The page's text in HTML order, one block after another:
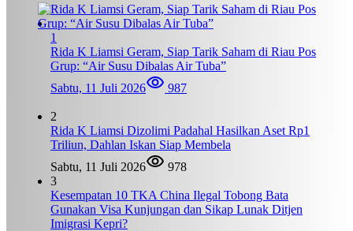
1
Rida K Liamsi Geram, Siap Tarik Saham di Riau Pos
Grup: “Air Susu Dibalas Air Tuba”
Sabtu, 11 Juli 2026
987
2
Rida K Liamsi Dizolimi Padahal Hasilkan Aset Rp1
Triliun, Dahlan Iskan Siap Membela
Sabtu, 11 Juli 2026
978
3
Kesempatan 10 TKA China Ilegal Tobong Bata
Gunakan Visa Kunjungan dan Sikap Lunak Ditjen
Imigrasi Kepri?